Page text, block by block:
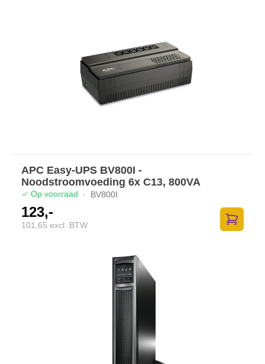
APC Easy-UPS BV800I -
Noodstroomvoeding 6x C13, 800VA
Op voorraad · BV800I
123,-
101,65 excl. BTW
Zum